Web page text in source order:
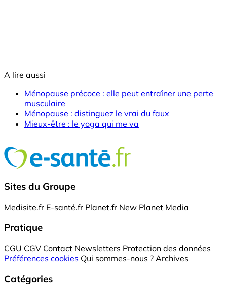
A lire aussi
Ménopause précoce : elle peut entraîner une perte
musculaire
Ménopause : distinguez le vrai du faux
Mieux-être : le yoga qui me va
Sites du Groupe
Medisite.fr E-santé.fr Planet.fr New Planet Media
Pratique
CGU CGV Contact Newsletters Protection des données
Préférences cookies Qui sommes-nous ? Archives
Catégories